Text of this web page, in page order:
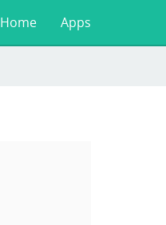
Home Apps